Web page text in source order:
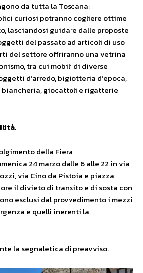
da tutta la Toscana:
curiosi potranno cogliere ottime
lasciandosi guidare dalle proposte
del passato ad articoli di uso
del settore offriranno una vetrina
tra cui mobili di diverse
d’arredo, bigiotteria d’epoca,
biancheria, giocattoli e rigatterie
.
della Fiera
24 marzo dalle 6 alle 22 in via
via Cino da Pistoia e piazza
il divieto di transito e di sosta con
esclusi dal provvedimento i mezzi
e quelli inerenti la
la segnaletica di preavviso.